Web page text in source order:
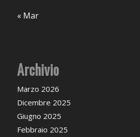
« Mar
Archivio
Marzo 2026
Dicembre 2025
Giugno 2025
Febbraio 2025